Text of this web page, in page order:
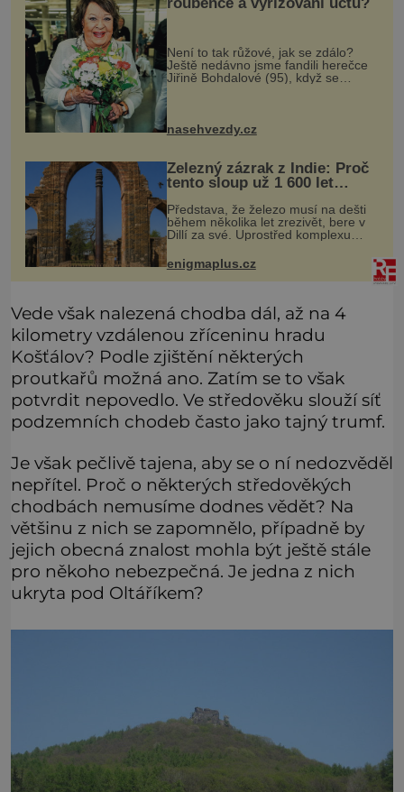
Není to tak růžové, jak se zdálo?
Ještě nedávno jsme fandili herečce
Jiřině Bohdalové (95), když se
povídalo, že snad tráví léto na své
roubené chalupě v Českém ráji s
přítelem, slovenským podnikatele
nasehvezdy.cz
Železný zázrak z Indie: Proč
tento sloup už 1 600 let
nezná rez?
Představa, že železo musí na dešti
během několika let zrezivět, bere v
Dillí za své. Uprostřed komplexu
Qutb stojí více než sedm metrů
vysoký železný sloup, který už
přibližně 1 600 let odolává počasí
enigmaplus.cz
Vede však nalezená chodba dál, až na 4
kilometry vzdálenou zříceninu hradu
Košťálov? Podle zjištění některých
proutkařů možná ano. Zatím se to však
potvrdit nepovedlo. Ve středověku slouží síť
podzemních chodeb často jako tajný trumf.
Je však pečlivě tajena, aby se o ní nedozvěděl
nepřítel. Proč o některých středověkých
chodbách nemusíme dodnes vědět? Na
většinu z nich se zapomnělo, případně by
jejich obecná znalost mohla být ještě stále
pro někoho nebezpečná. Je jedna z nich
ukryta pod Oltáříkem?